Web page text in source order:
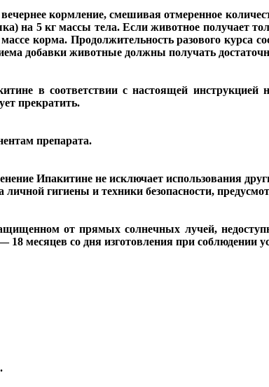
кормление, смешивая отмеренное
на 5 кг массы тела. Если животное получает
корма. Продолжительность разового курса
добавки животные должны получать
в соответствии с настоящей инструкцией
прекратить.
препарата.
Ипакитине не исключает использования
гигиены и техники безопасности,
от прямых солнечных лучей,
месяцев со дня изготовления при соблюдении